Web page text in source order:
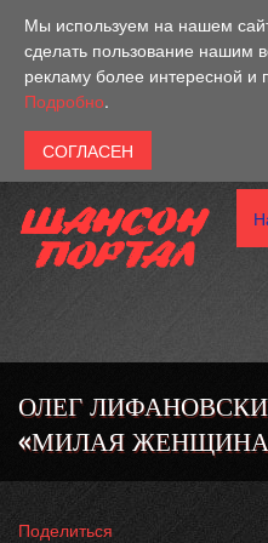
Мы используем на нашем
сделать пользование нашим
рекламу более интересной и
Подробно.
ОЛЕГ
«МИЛАЯ
Поделиться